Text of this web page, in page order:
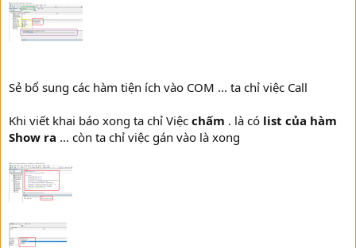
Sẻ bổ sung các hàm tiện ích vào COM ... ta chỉ việc Call
Khi viết khai báo xong ta chỉ Việc chấm . là có list của hàm
Show ra ... còn ta chỉ việc gán vào là xong